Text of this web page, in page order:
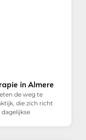
in Almere
de weg te
die zich richt